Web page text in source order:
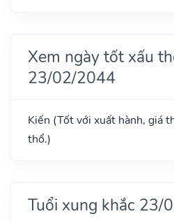
Xem ngày tốt xấu
23/02/2044
Kiến (Tốt với xuất hành, giá
thổ.)
Tuổi xung khắc 23/